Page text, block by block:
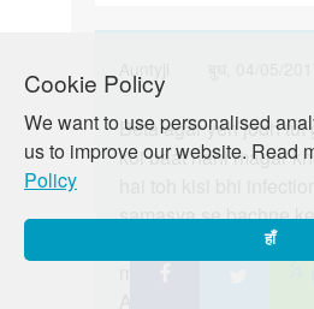
Cookie Policy
We want to use personalised
us to improve our website. Read
Policy
हाँ
to
Sir
ling
Beta
agar
Beta agar yeh jodh
koi baat nahi magar
samasya se bachne
hoga ki aap ek
mil le. Yeh uchit nirnay